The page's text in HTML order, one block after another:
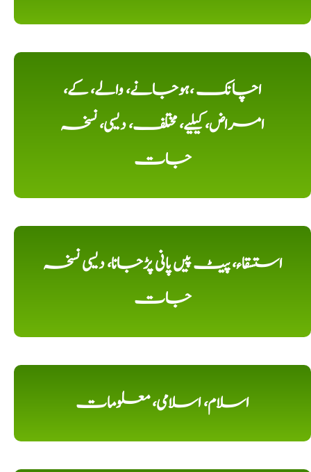
اچانک ،ہوجانے، والے، کے،
امراض، کیلیے، مختلف، دیسی، نسخہ
جات
استسقاء، پیٹ پیں پانی پڑجانا، دیسی نسخہ
جات
اسلام، اسلامی، معلومات